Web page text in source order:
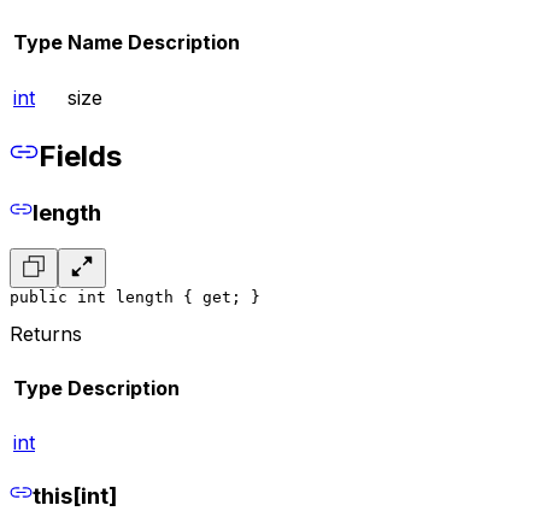
Type Name Description
int size
Fields
length
public int length { get; }
Returns
Type Description
int
this[int]